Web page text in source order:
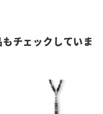
チェックしていま